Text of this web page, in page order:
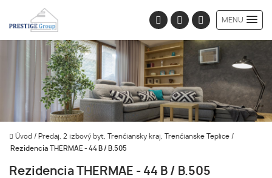
MENU
Úvod / Predaj, 2 izbový byt, Trenčiansky kraj, Trenčianske Teplice /
Rezidencia THERMAE - 44 B / B.505
Rezidencia THERMAE - 44 B / B.505